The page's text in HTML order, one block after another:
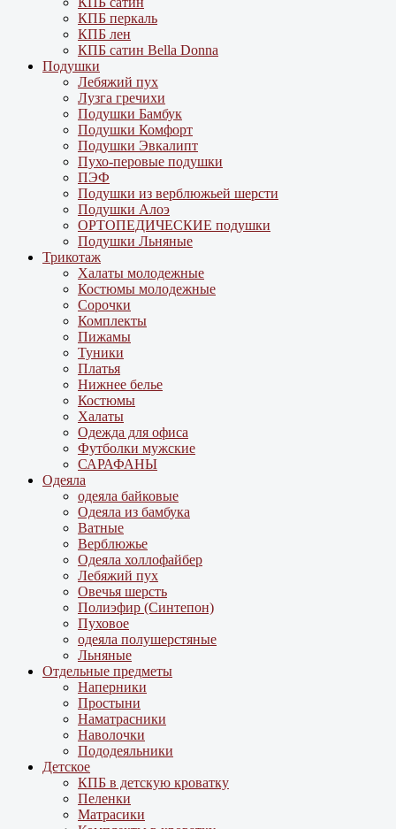
КПБ перкаль
КПБ лен
КПБ сатин Bella Donna
Подушки
Лебяжий пух
Лузга гречихи
Подушки Бамбук
Подушки Комфорт
Подушки Эвкалипт
Пухо-перовые подушки
ПЭФ
Подушки из верблюжьей шерсти
Подушки Алоэ
ОРТОПЕДИЧЕСКИЕ подушки
Подушки Льняные
Трикотаж
Халаты молодежные
Костюмы молодежные
Сорочки
Комплекты
Пижамы
Туники
Платья
Нижнее белье
Костюмы
Халаты
Одежда для офиса
Футболки мужские
САРАФАНЫ
Одеяла
одеяла байковые
Одеяла из бамбука
Ватные
Верблюжье
Одеяла холлофайбер
Лебяжий пух
Овечья шерсть
Полиэфир (Синтепон)
Пуховое
одеяла полушерстяные
Льняные
Отдельные предметы
Наперники
Простыни
Наматрасники
Наволочки
Пододеяльники
Детское
КПБ в детскую кроватку
Пеленки
Матрасики